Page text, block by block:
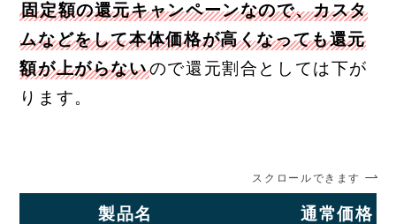
固定額の還元キャンペーンなので、カスタ
ムなどをして本体価格が高くなっても還元
額が上がらないので還元割合としては下が
ります。
スクロールできます
製品名 通常価格